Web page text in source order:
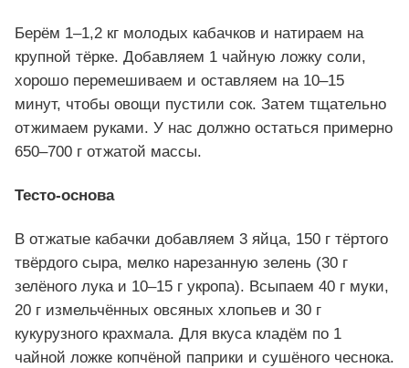
Берём 1–1,2 кг молодых кабачков и натираем на
крупной тёрке. Добавляем 1 чайную ложку соли,
хорошо перемешиваем и оставляем на 10–15
минут, чтобы овощи пустили сок. Затем тщательно
отжимаем руками. У нас должно остаться примерно
650–700 г отжатой массы.
Тесто-основа
В отжатые кабачки добавляем 3 яйца, 150 г тёртого
твёрдого сыра, мелко нарезанную зелень (30 г
зелёного лука и 10–15 г укропа). Всыпаем 40 г муки,
20 г измельчённых овсяных хлопьев и 30 г
кукурузного крахмала. Для вкуса кладём по 1
чайной ложке копчёной паприки и сушёного чеснока.